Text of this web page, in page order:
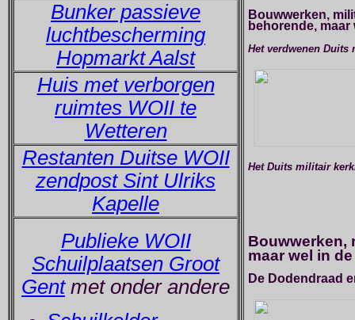
Bunker passieve
luchtbescherming
Hopmarkt Aalst
Huis met verborgen
ruimtes WOII te
Wetteren
Restanten Duitse WOII
zendpost Sint Ulriks
Kapelle
Publieke WOII
Schuilplaatsen Groot
Gentmet onder andere
Bouwwerken,
behorende,
Het verdwenen
Het Duits militair
Bouwwerken,
maar wel in
De Dodendraad